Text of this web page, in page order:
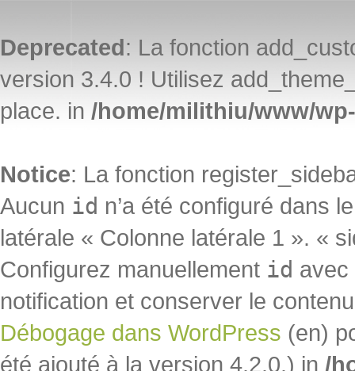
Deprecated: La fonction
version 3.4.0 ! Utilisez
place. in /home/milithiu/www/
Notice: La fonction
Aucun id n’a été configuré dans
latérale « Colonne latérale 1 ». «
Configurez manuellement id avec
notification et conserver le
Débogage dans WordPress (en)
été ajouté à la version 4.2.0.) in /